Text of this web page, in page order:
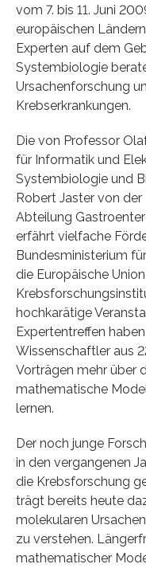
vom 7. bis 11. Juni
europäischen
Experten auf dem
Systembiologie
Ursachenforschung
Krebserkrankungen.
Die von Professor
für Informatik und
Systembiologie und
Robert Jaster von der
Abteilung
erfährt vielfache
Bundesministerium
die Europäische
hochkarätige
Expertentreffen
Wissenschaftler aus
Vorträgen mehr über
mathematische
lernen.
Der noch junge
in den vergangenen
die Krebsforschung
trägt bereits heute
molekularen
zu verstehen.
mathematischer